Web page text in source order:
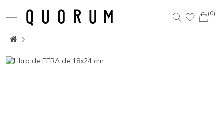
Buscar:
(0)